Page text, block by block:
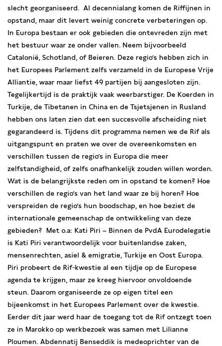
slecht georganiseerd. Al decennialang komen de Riffijnen in
opstand, maar dit levert weinig concrete verbeteringen op.
In Europa bestaan er ook gebieden die ontevreden zijn met
het bestuur waar ze onder vallen. Neem bijvoorbeeld
Catalonië, Schotland, of Beieren. Deze regio’s hebben zich in
het Europees Parlement zelfs verzameld in de Europese Vrije
Alliantie, waar maar liefst 49 partijen bij aangesloten zijn.
Tegelijkertijd is de praktijk vaak weerbarstiger. De Koerden in
Turkije, de Tibetanen in China en de Tsjetsjenen in Rusland
hebben ons laten zien dat een succesvolle afscheiding niet
gegarandeerd is. Tijdens dit programma nemen we de Rif als
uitgangspunt en praten we over de overeenkomsten en
verschillen tussen de regio’s in Europa die meer
zelfstandigheid, of zelfs onafhankelijk zouden willen worden.
Wat is de belangrijkste reden om in opstand te komen? Hoe
verschillen de regio’s van het land waar ze bij horen? Hoe
verspreiden de regio’s hun boodschap, en hoe beziet de
internationale gemeenschap de ontwikkeling van deze
gebieden? Met o.a: Kati Piri – Binnen de PvdA Eurodelegatie
is Kati Piri verantwoordelijk voor buitenlandse zaken,
mensenrechten, asiel & emigratie, Turkije en Oost Europa.
Piri probeert de Rif-kwestie al een tijdje op de Europese
agenda te krijgen, maar ze kreeg hiervoor onvoldoende
steun. Daarom organiseerde ze op eigen titel een
bijeenkomst in het Europees Parlement over de kwestie.
Eerder dit jaar werd haar de toegang tot de Rif ontzegt toen
ze in Marokko op werkbezoek was samen met Lilianne
Ploumen. Abdennatij Benseddik is medeoprichter van de